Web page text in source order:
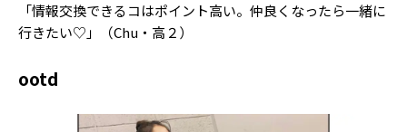
「情報交換できるコはポイント高い。仲良くなったら一緒に
行きたい♡」（Chu・高２）
ootd